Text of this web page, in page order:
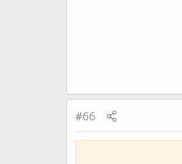
#66